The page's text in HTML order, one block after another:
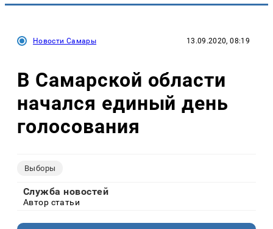
Новости Самары 13.09.2020, 08:19
В Самарской области
начался единый день
голосования
Выборы
Служба новостей
Автор статьи